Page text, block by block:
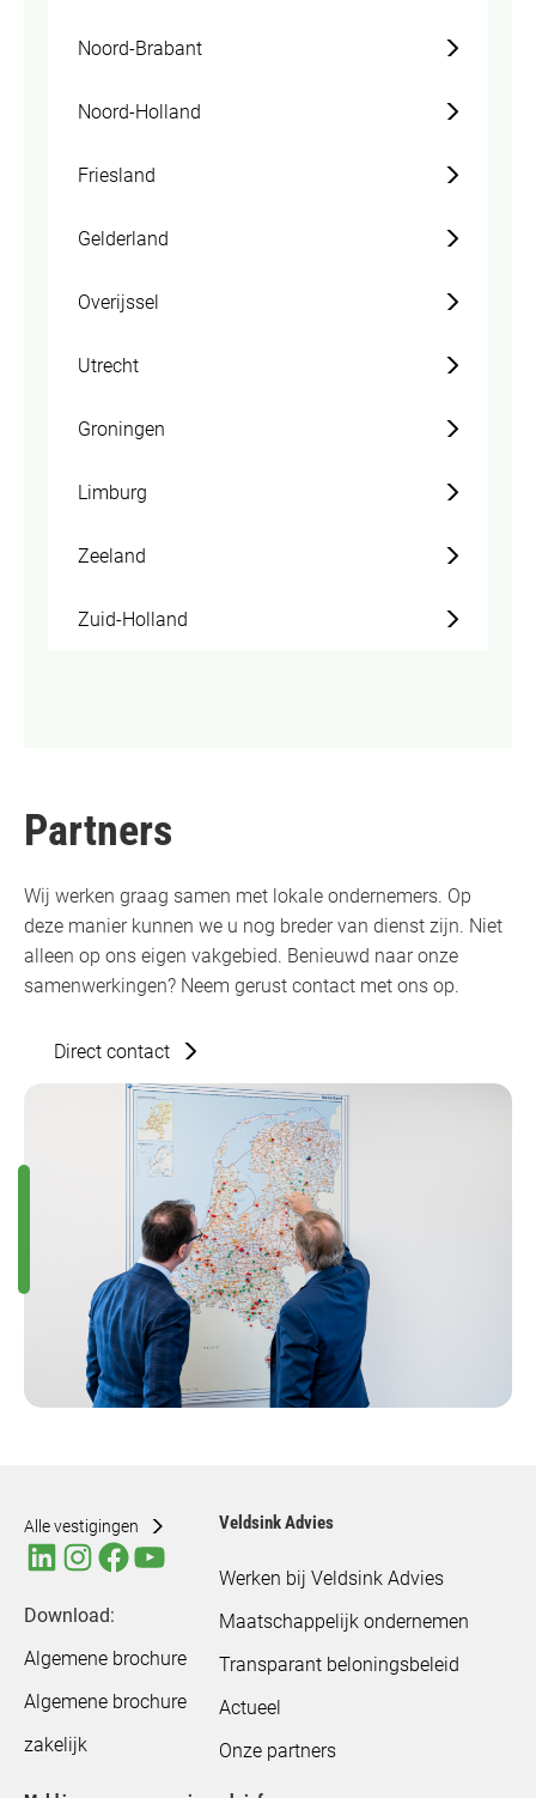
Noord-Brabant
Noord-Holland
Friesland
Gelderland
Overijssel
Utrecht
Groningen
Limburg
Zeeland
Zuid-Holland
Partners
Wij werken graag samen met lokale ondernemers. Op
deze manier kunnen we u nog breder van dienst zijn. Niet
alleen op ons eigen vakgebied. Benieuwd naar onze
samenwerkingen? Neem gerust contact met ons op.
Direct contact
Alle vestigingen
Download:
Algemene brochure
Algemene brochure
zakelijk
Veldsink Advies
Werken bij Veldsink Advies
Maatschappelijk ondernemen
Transparant beloningsbeleid
Actueel
Onze partners